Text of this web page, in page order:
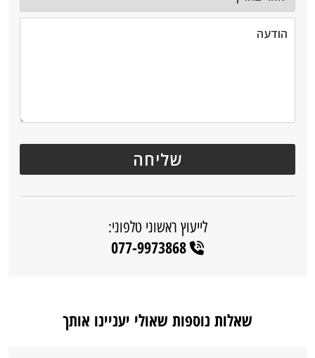
לייעוץ ראשוני טלפוני:
077-9973868
שאלות נוספות שאולי יעניינו אותך